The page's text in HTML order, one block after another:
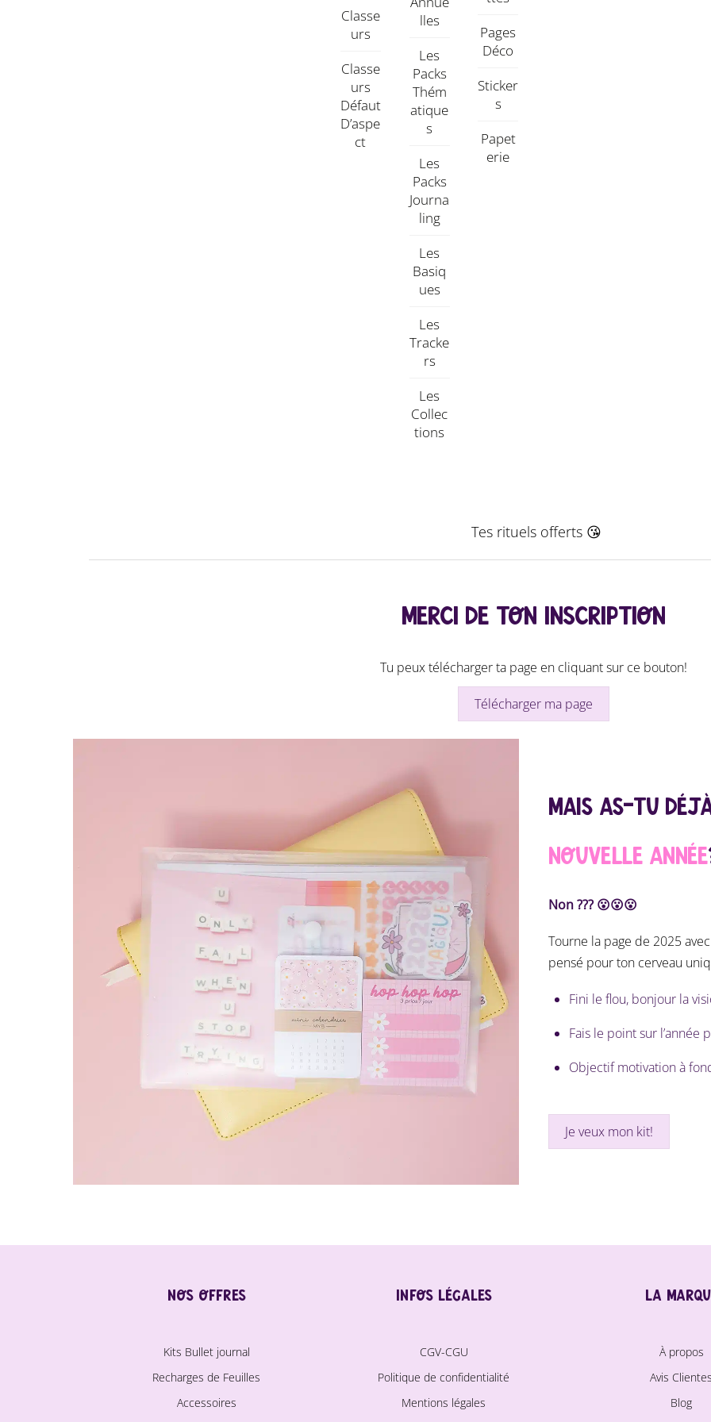
Classe
Urs
Classe
Urs
Défaut
D’aspe
Ct
Lles
Les
Packs
Thém
Atique
S
Les
Packs
Journa
Ling
Les
Basiq
Ues
Les
Tracke
Rs
Les
Collec
Tions
Pages
Déco
Sticker
S
Papet
Erie
Tes rituels offerts 😘
MERCI DE TON INSCRIPTION
Tu peux télécharger ta page en cliquant sur ce bouton!
Télécharger ma page
MAIS AS-TU
NOUVELLE ANNÉE
Non ??? 😮😮😮
Tourne la page de 2025
pensé pour ton cerveau
Fini le flou, bonjour la
Fais le point sur l’année
Objectif motivation à
Je veux mon kit!
Nos offres
Kits Bullet journal
Recharges de Feuilles
Accessoires
Infos légales
CGV-CGU
Politique de confidentialité
Mentions légales
La
À propos
Avis
Blog